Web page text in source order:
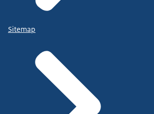
Sitemap